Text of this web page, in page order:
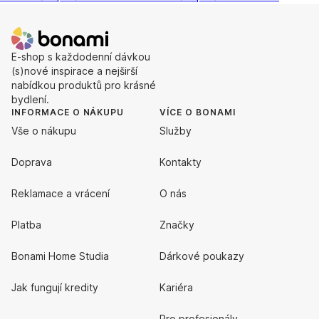
E-shop s každodenní dávkou
(s)nové inspirace a nejširší
nabídkou produktů pro krásné
bydlení.
INFORMACE O NÁKUPU
Vše o nákupu
Doprava
Reklamace a vrácení
Platba
Bonami Home Studia
Jak fungují kredity
VÍCE O BONAMI
Služby
Kontakty
O nás
Značky
Dárkové poukazy
Kariéra